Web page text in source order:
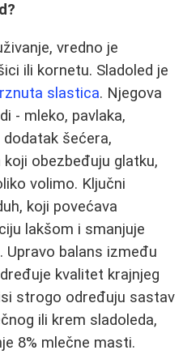
vredno je
ili kornetu. Sladoled je
slastica. Njegova
- mleko, pavlaka,
šećera,
obezbeđuju glatku,
volimo. Ključni
koji povećava
lakšom i smanjuje
Upravo balans između
kvalitet krajnjeg
strogo određuju sastav
ili krem sladoleda,
8% mlečne masti.